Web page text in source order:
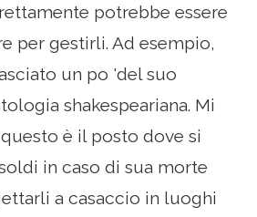
potrebbe essere
per gestirli. Ad esempio,
un po 'del suo
shakespeariana. Mi
è il posto dove si
in caso di sua morte
a casaccio in luoghi